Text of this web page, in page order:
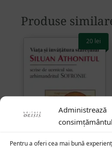
Administrează
consimțământul
Pentru a oferi cea mai bună
Produse
20 lei